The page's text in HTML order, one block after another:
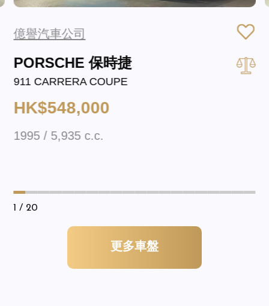
億譽汽車公司
PORSCHE 保時捷
911 CARRERA COUPE
HK$548,000
1995 / 5,935 c.c.
1 / 20
更多車盤